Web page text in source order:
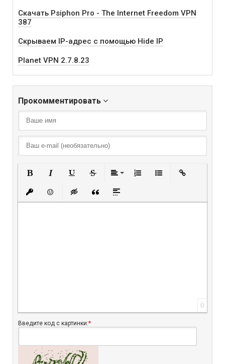
Скачать Psiphon Pro - The Internet Freedom VPN
387
Скрываем IP-адрес с помощью Hide IP
Planet VPN 2.7.8.23
Прокомментировать
Полужирный
Курсив
Вставить защищенную ссылку
Вставить смайлик
Вставка скрытого текста
Вставка цитаты
Вставка спойлера
0
Введите код с картинки:*